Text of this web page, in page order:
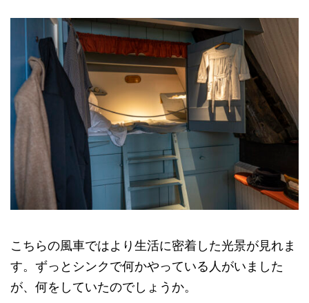
こちらの風車ではより生活に密着した光景が見れま
す。ずっとシンクで何かやっている人がいました
が、何をしていたのでしょうか。